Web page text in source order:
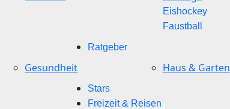
Eishockey
Faustball
Ratgeber
Gesundheit Haus & Garten
Stars
Freizeit & Reisen